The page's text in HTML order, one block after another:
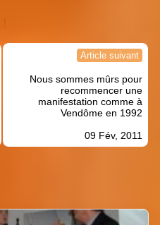
Article suivant
Nous sommes mûrs pour
recommencer une
manifestation comme à
Vendôme en 1992
09 Fév, 2011